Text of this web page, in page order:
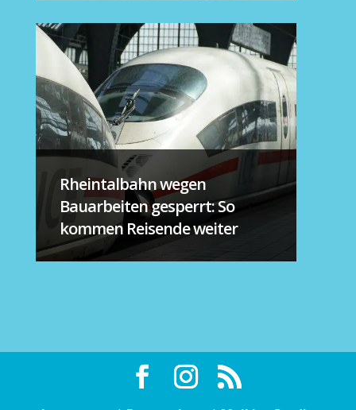
Rheintalbahn wegen
Bauarbeiten gesperrt: So
kommen Reisende weiter